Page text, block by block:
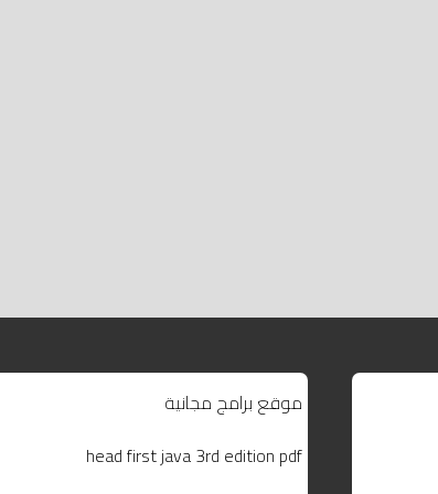
موقع برامج مجانية
head first java 3rd edition pdf